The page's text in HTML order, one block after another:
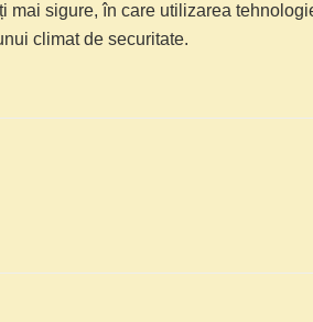
mai sigure, în care utilizarea
climat de securitate.